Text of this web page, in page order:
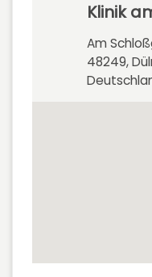
Klinik
Am
48249,